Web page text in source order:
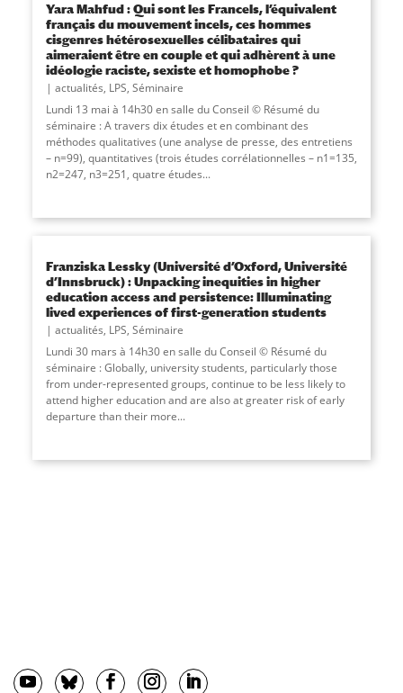
Yara Mahfud : Qui sont les Francels, l’équivalent
français du mouvement incels, ces hommes
cisgenres hétérosexuelles célibataires qui
aimeraient être en couple et qui adhèrent à une
idéologie raciste, sexiste et homophobe ?
actualités, LPS, Séminaire
Lundi 13 mai à 14h30 en salle du Conseil © Résumé du
séminaire : A travers dix études et en combinant des
méthodes qualitatives (une analyse de presse, des entretiens
– n=99), quantitatives (trois études corrélationnelles – n1=135,
n2=247, n3=251, quatre études...
Franziska Lessky (Université d’Oxford, Université
d’Innsbruck) : Unpacking inequities in higher
education access and persistence: Illuminating
lived experiences of first-generation students
actualités, LPS, Séminaire
Lundi 30 mars à 14h30 en salle du Conseil © Résumé du
séminaire : Globally, university students, particularly those
from under-represented groups, continue to be less likely to
attend higher education and are also at greater risk of early
departure than their more...